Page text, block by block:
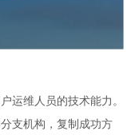
运维人员的技术能力。
支机构，复制成功方